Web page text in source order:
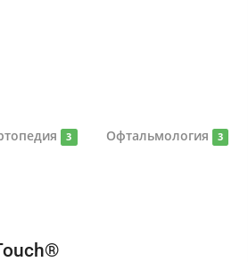
3 Офтальмология 3